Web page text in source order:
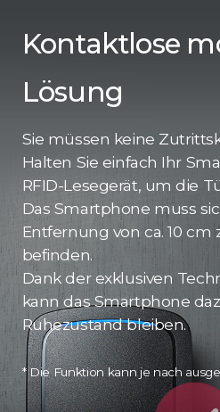
Kontaktlose
Lösung
Sie müssen keine
Halten Sie einfach Ihr
RFID-Lesegerät, um die
Das Smartphone muss
Entfernung von ca. 10 cm
befinden.
Dank der exklusiven
kann das Smartphone
Ruhezustand bleiben.
* Die Funktion kann je nach